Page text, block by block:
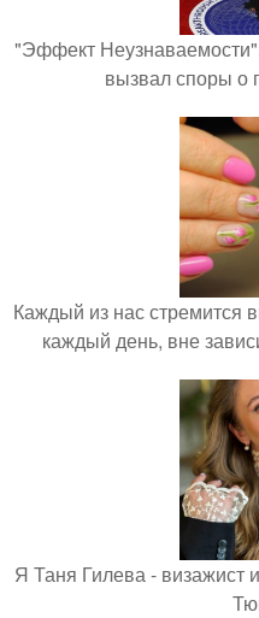
"Эффект
вызвал споры о
Каждый из нас стремится
каждый день, вне
Я Таня Гилева - визажист